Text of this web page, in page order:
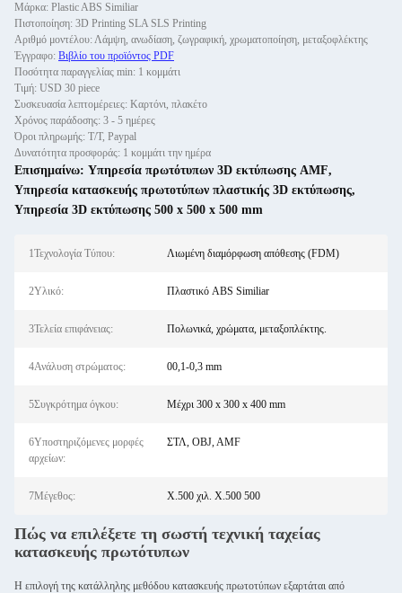
Μάρκα: Plastic ABS Similiar
Πιστοποίηση: 3D Printing SLA SLS Printing
Αριθμό μοντέλου: Λάμψη, ανωδίαση, ζωγραφική, χρωματοποίηση, μεταξοφλέκτης
Έγγραφο: Βιβλίο του προϊόντος PDF
Ποσότητα παραγγελίας min: 1 κομμάτι
Τιμή: USD 30 piece
Συσκευασία λεπτομέρειες: Καρτόνι, πλακέτο
Χρόνος παράδοσης: 3 - 5 ημέρες
Όροι πληρωμής: Τ/Τ, Paypal
Δυνατότητα προσφοράς: 1 κομμάτι την ημέρα
Επισημαίνω: Υπηρεσία πρωτότυπων 3D εκτύπωσης AMF,
Υπηρεσία κατασκευής πρωτοτύπων πλαστικής 3D εκτύπωσης,
Υπηρεσία 3D εκτύπωσης 500 x 500 x 500 mm
1Τεχνολογία Τύπου: Λιωμένη διαμόρφωση απόθεσης (FDM)
2Υλικό: Πλαστικό ABS Similiar
3Τελεία επιφάνειας: Πολωνικά, χρώματα, μεταξοπλέκτης.
4Ανάλυση στρώματος: 00,1-0,3 mm
5Συγκρότημα όγκου: Μέχρι 300 x 300 x 400 mm
6Υποστηριζόμενες μορφές
αρχείων:
ΣΤΛ, OBJ, AMF
7Μέγεθος: X.500 χιλ. X.500 500
Πώς να επιλέξετε τη σωστή τεχνική ταχείας
κατασκευής πρωτότυπων
Η επιλογή της κατάλληλης μεθόδου κατασκευής πρωτοτύπων εξαρτάται από